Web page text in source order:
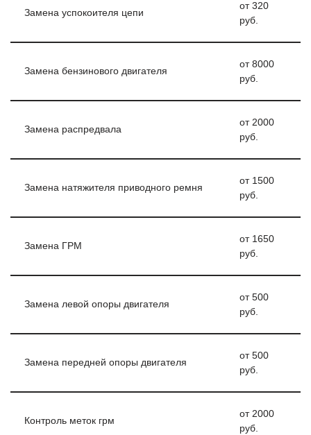
Замена успокоителя цепи
от 320
руб.
Замена бензинового двигателя
от 8000
руб.
Замена распредвала
от 2000
руб.
Замена натяжителя приводного ремня
от 1500
руб.
Замена ГРМ
от 1650
руб.
Замена левой опоры двигателя
от 500
руб.
Замена передней опоры двигателя
от 500
руб.
Контроль меток грм
от 2000
руб.